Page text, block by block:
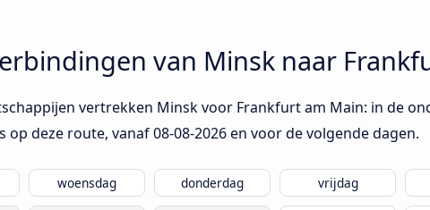
van Minsk naar
vertrekken Minsk voor Frankfurt am Main: in de
op deze route, vanaf08-08-2026en voor de volgende dagen.
woensdag donderdag vrijdag